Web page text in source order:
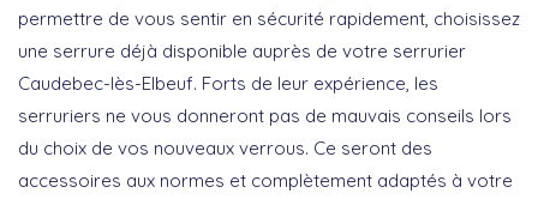
permettre de vous sentir en sécurité rapidement, choisissez
une serrure déjà disponible auprès de votre serrurier
Caudebec-lès-Elbeuf. Forts de leur expérience, les
serruriers ne vous donneront pas de mauvais conseils lors
du choix de vos nouveaux verrous. Ce seront des
accessoires aux normes et complètement adaptés à votre